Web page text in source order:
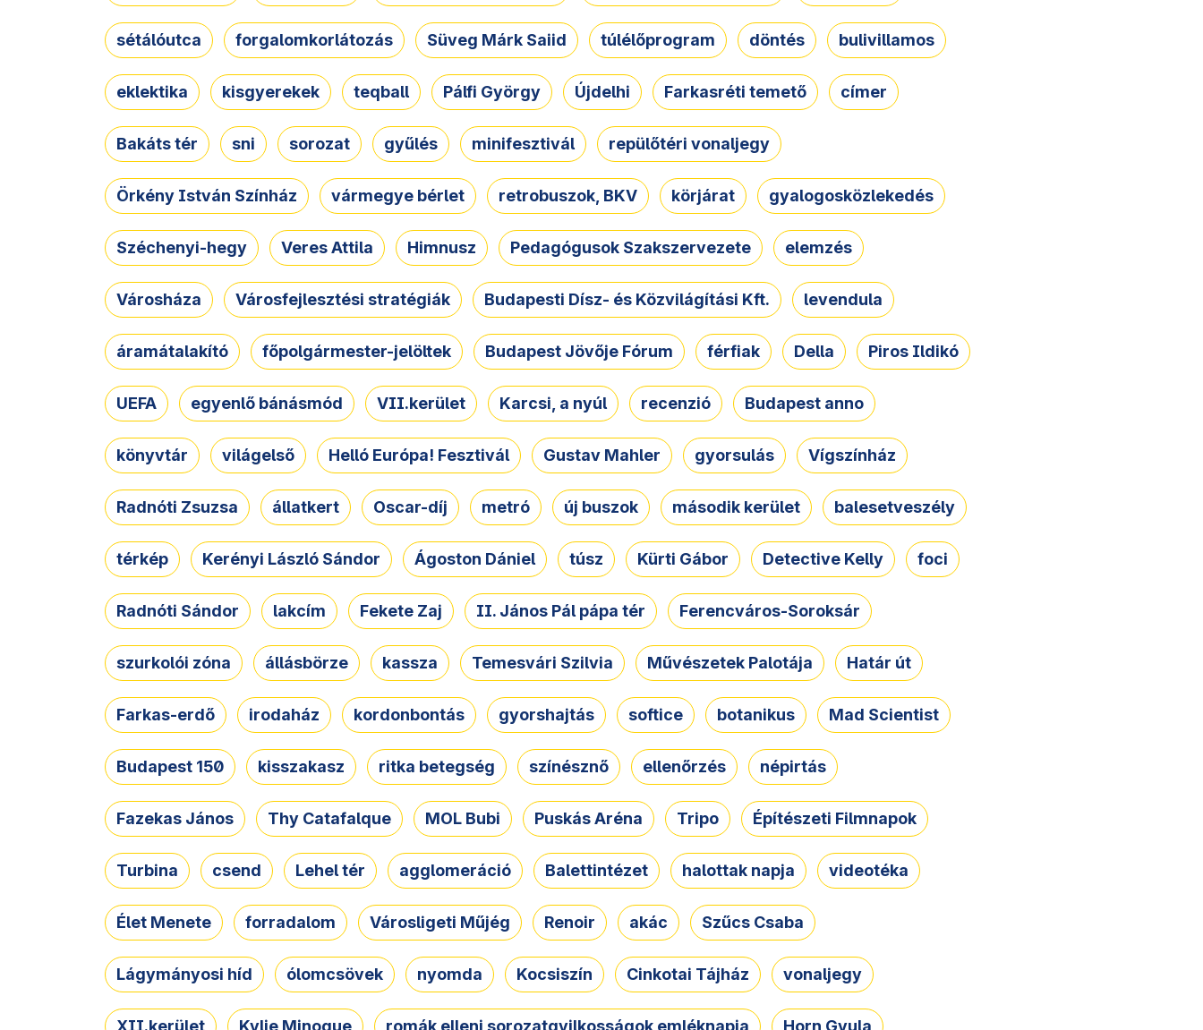
sétálóutca forgalomkorlátozás Süveg Márk Saiid túlélőprogram döntés bulivillamos
eklektika kisgyerekek teqball Pálfi György Újdelhi Farkasréti temető címer
Bakáts tér sni sorozat gyűlés minifesztivál repülőtéri vonaljegy
Örkény István Színház vármegye bérlet retrobuszok, BKV körjárat gyalogosközlekedés
Széchenyi-hegy Veres Attila Himnusz Pedagógusok Szakszervezete elemzés
Városháza Városfejlesztési stratégiák Budapesti Dísz- és Közvilágítási Kft. levendula
áramátalakító főpolgármester-jelöltek Budapest Jövője Fórum férfiak Della Piros Ildikó
UEFA egyenlő bánásmód VII.kerület Karcsi, a nyúl recenzió Budapest anno
könyvtár világelső Helló Európa! Fesztivál Gustav Mahler gyorsulás Vígszínház
Radnóti Zsuzsa állatkert Oscar-díj metró új buszok második kerület balesetveszély
térkép Kerényi László Sándor Ágoston Dániel túsz Kürti Gábor Detective Kelly foci
Radnóti Sándor lakcím Fekete Zaj II. János Pál pápa tér Ferencváros-Soroksár
szurkolói zóna állásbörze kassza Temesvári Szilvia Művészetek Palotája Határ út
Farkas-erdő irodaház kordonbontás gyorshajtás softice botanikus Mad Scientist
Budapest 150 kisszakasz ritka betegség színésznő ellenőrzés népirtás
Fazekas János Thy Catafalque MOL Bubi Puskás Aréna Tripo Építészeti Filmnapok
Turbina csend Lehel tér agglomeráció Balettintézet halottak napja videotéka
Élet Menete forradalom Városligeti Műjég Renoir akác Szűcs Csaba
Lágymányosi híd ólomcsövek nyomda Kocsiszín Cinkotai Tájház vonaljegy
XII.kerület Kylie Minogue romák elleni sorozatgyilkosságok emléknapja Horn Gyula